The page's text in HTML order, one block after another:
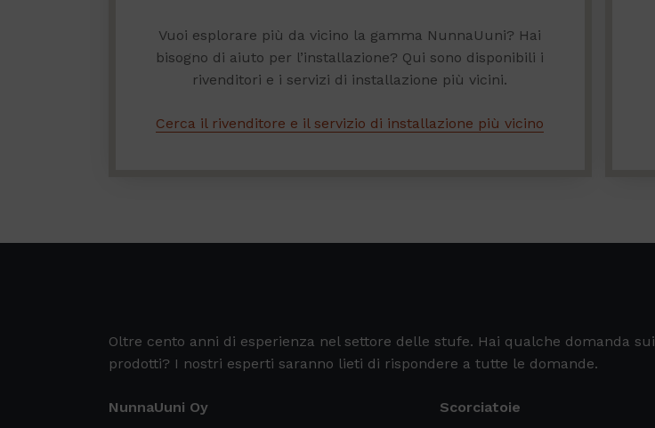
Vuoi esplorare più da vicino la gamma NunnaUuni? Hai
bisogno di aiuto per l’installazione? Qui sono disponibili i
rivenditori e i servizi di installazione più vicini.
Cerca il rivenditore e il servizio di installazione più vicino
Oltre cento anni di esperienza nel settore delle stufe. Hai qualche domanda sui
prodotti? I nostri esperti saranno lieti di rispondere a tutte le domande.
NunnaUuni Oy Scorciatoie